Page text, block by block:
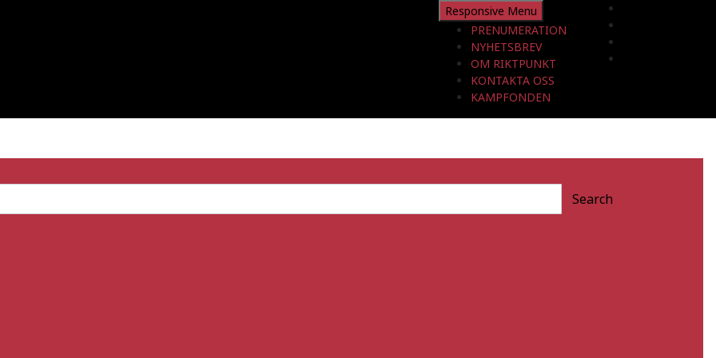
Responsive Menu
PRENUMERATION
NYHETSBREV
OM RIKTPUNKT
KONTAKTA OSS
KAMPFONDEN
Search